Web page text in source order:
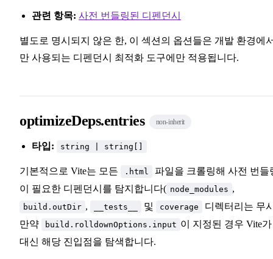
관련 항목: 사전 번들링된 디펜던시
별도로 명시되지 않은 한, 이 섹션의 옵션들은 개발 환경에
만 사용되는 디펜던시 최적화 도구에만 적용됩니다.
optimizeDeps.entries non-inherit
타입: string | string[]
기본적으로 Vite는 모든 .html
파일을 크롤링해 사전 번들
이 필요한 디펜던시를 탐지합니다( node_modules ,
build.outDir , __tests__ 및 coverage
디렉터리는 무
만약
build.rolldownOptions.input 이 지정된 경우 Vite가
대신 해당 진입점을 탐색합니다.